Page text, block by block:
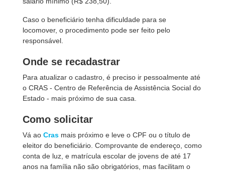
Caso o beneficiário tenha dificuldade para se
locomover, o procedimento pode ser feito pelo
responsável.
Onde se recadastrar
Para atualizar o cadastro, é preciso ir pessoalmente até
o CRAS - Centro de Referência de Assistência Social do
Estado - mais próximo de sua casa.
Como solicitar
Vá ao Cras mais próximo e leve o CPF ou o título de
eleitor do beneficiário. Comprovante de endereço, como
conta de luz, e matrícula escolar de jovens de até 17
anos na família não são obrigatórios, mas facilitam o